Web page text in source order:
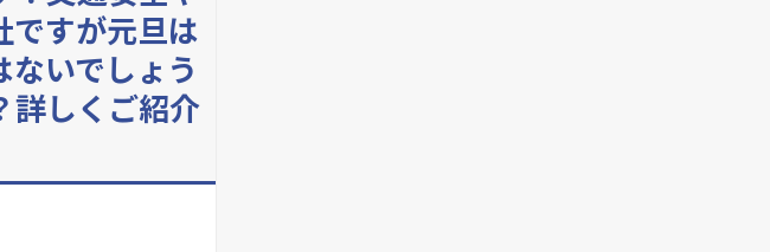
ですが元旦は
いでしょう
詳しくご紹介